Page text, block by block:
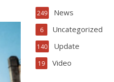
News
249
Uncategorized
6
Update
140
Video
19